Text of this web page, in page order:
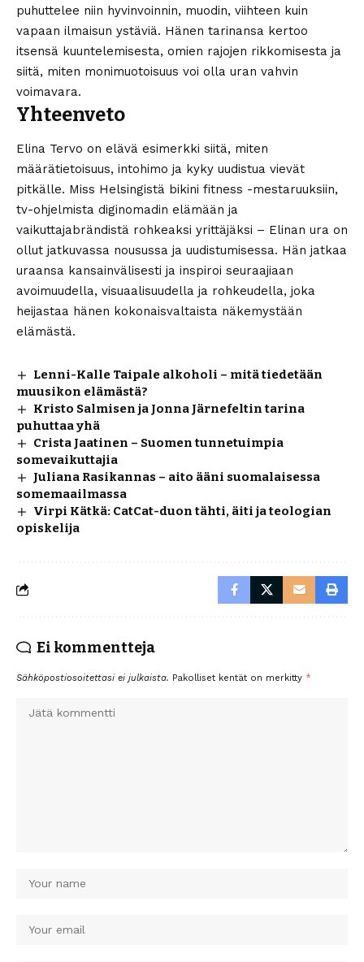
puhuttelee niin hyvinvoinnin, muodin, viihteen kuin
vapaan ilmaisun ystäviä. Hänen tarinansa kertoo
itsensä kuuntelemisesta, omien rajojen rikkomisesta ja
siitä, miten monimuotoisuus voi olla uran vahvin
voimavara.
Yhteenveto
Elina Tervo on elävä esimerkki siitä, miten
määrätietoisuus, intohimo ja kyky uudistua vievät
pitkälle. Miss Helsingistä bikini fitness -mestaruuksiin,
tv-ohjelmista diginomadin elämään ja
vaikuttajabrändistä rohkeaksi yrittäjäksi – Elinan ura on
ollut jatkuvassa nousussa ja uudistumisessa. Hän jatkaa
uraansa kansainvälisesti ja inspiroi seuraajiaan
avoimuudella, visuaalisuudella ja rohkeudella, joka
heijastaa hänen kokonaisvaltaista näkemystään
elämästä.
Lenni-Kalle Taipale alkoholi – mitä tiedetään
muusikon elämästä?
Kristo Salmisen ja Jonna Järnefeltin tarina
puhuttaa yhä
Crista Jaatinen – Suomen tunnetuimpia
somevaikuttajia
Juliana Rasikannas – aito ääni suomalaisessa
somemaailmassa
Virpi Kätkä: CatCat-duon tähti, äiti ja teologian
opiskelija
Ei kommentteja
Sähköpostiosoitettasi ei julkaista. Pakolliset kentät on merkitty *